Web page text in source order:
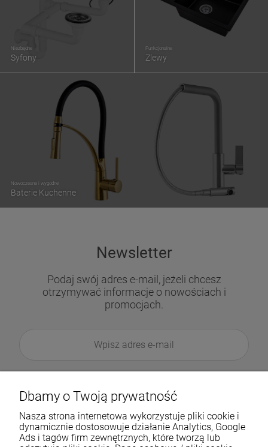
Nowoczesne i wygodne
Baterie Kuchenne
Niezbędne
Syfony
Funkcjonalne
Zlewy
Newsletter
Podaj swój adres e-mail, jeżeli chcesz
otrzymywać informacje o nowościach i
promocjach.
Dbamy o Twoją prywatność
Nasza strona internetowa wykorzystuje pliki cookie i
dynamicznie dostosowuje działanie Analytics, Google
Ads i tagów firm zewnętrznych, które tworzą lub